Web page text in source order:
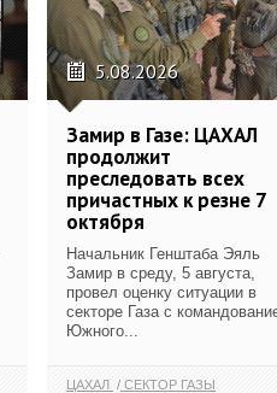
5.08.2026
Замир в Газе: ЦАХАЛ
продолжит
преследовать всех
причастных к резне 7
октября
Начальник Генштаба Эяль
Замир в среду, 5 августа,
провел оценку ситуации в
секторе Газа с
Южного...
ЦАХАЛ СЕКТОР ГАЗЫ